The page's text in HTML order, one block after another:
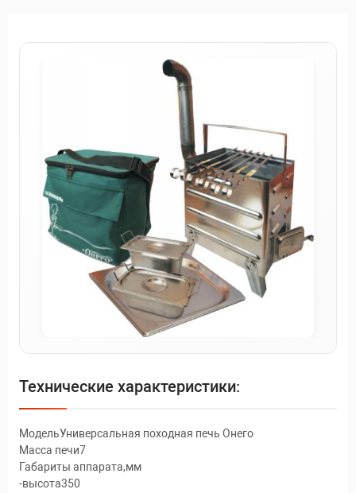
Технические характеристики:
МодельУниверсальная походная печь Онего
Масса печи7
Габариты аппарата,мм
-высота350